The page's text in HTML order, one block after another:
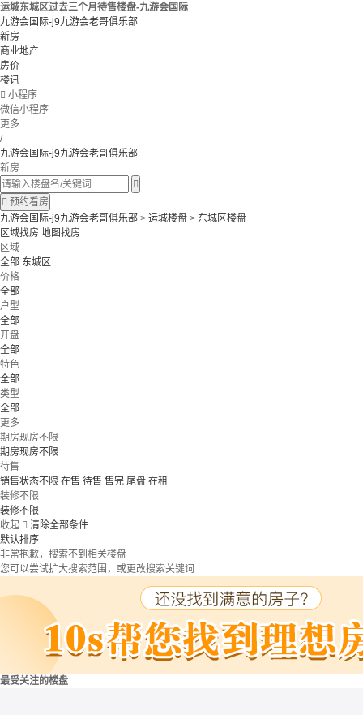
运城东城区过去三个月待售楼盘-九游会国际
九游会国际-j9九游会老哥俱乐部
新房
商业地产
房价
楼讯
 小程序
微信小程序
更多
/
九游会国际-j9九游会老哥俱乐部
新房

 预约看房
九游会国际-j9九游会老哥俱乐部 > 运城楼盘 > 东城区楼盘
区域找房 地图找房
区域
全部 东城区
价格
全部
户型
全部
开盘
全部
特色
全部
类型
全部
更多
期房现房不限
期房现房不限
待售
销售状态不限 在售 待售 售完 尾盘 在租
装修不限
装修不限
收起  清除全部条件
默认排序
非常抱歉，搜索不到相关楼盘
您可以尝试扩大搜索范围，或更改搜索关键词
最受关注的楼盘